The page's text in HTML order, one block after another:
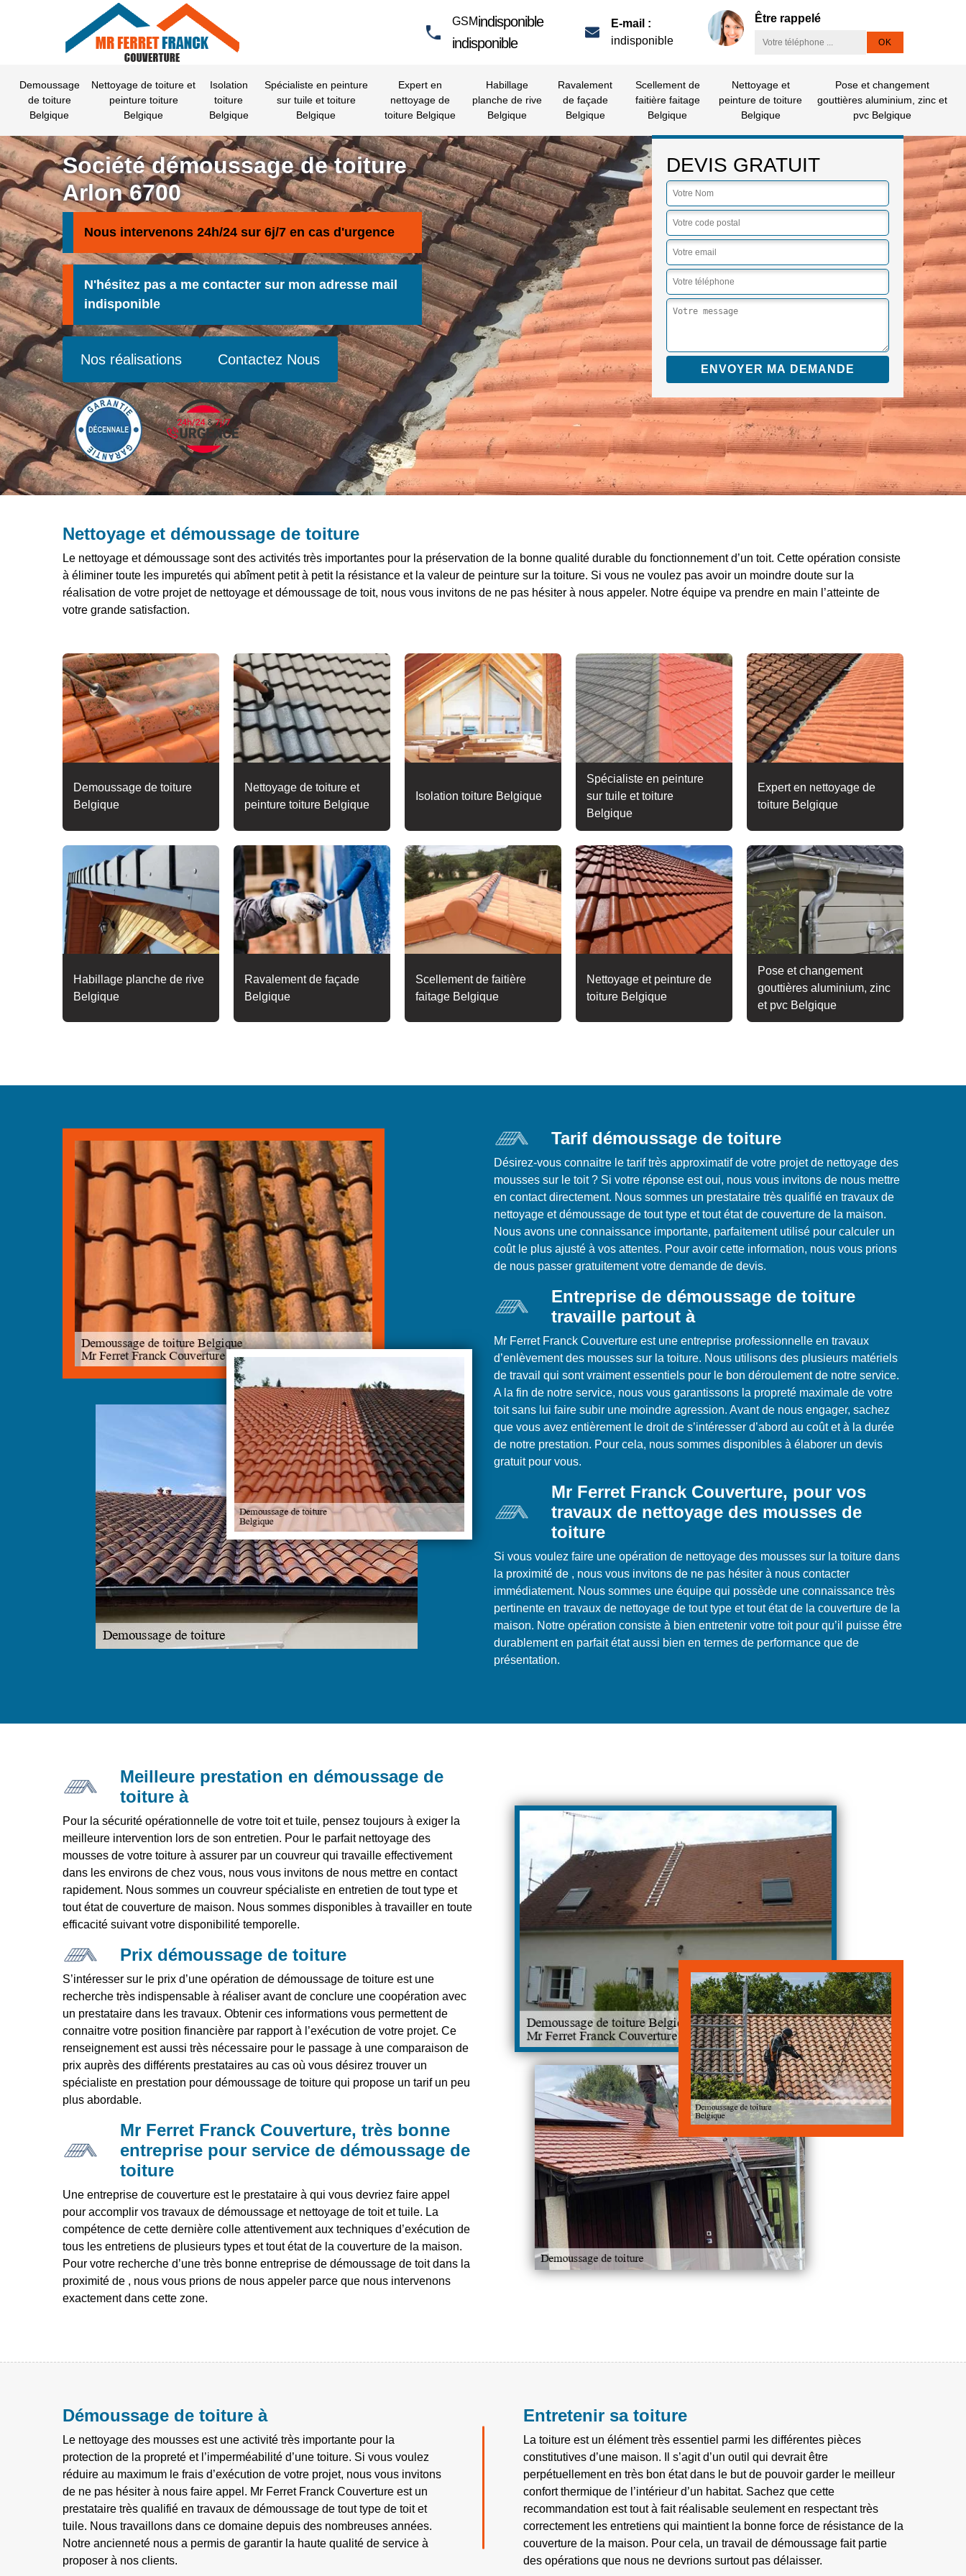
GSMindisponible
indisponible
E-mail :
indisponible
Être rappelé
Demoussage
de toiture
Belgique
Nettoyage de toiture et
peinture toiture
Belgique
Isolation
toiture
Belgique
Spécialiste en peinture
sur tuile et toiture
Belgique
Expert en
nettoyage de
toiture Belgique
Habillage
planche de rive
Belgique
Ravalement
de façade
Belgique
Scellement de
faitière faitage
Belgique
Nettoyage et
peinture de toiture
Belgique
Pose et changement
gouttières aluminium, zinc et
pvc Belgique
Société démoussage de toiture
Arlon 6700
Nous intervenons 24h/24 sur 6j/7 en cas d'urgence
N'hésitez pas a me contacter sur mon adresse mail
indisponible
Nos réalisations Contactez Nous
DEVIS GRATUIT
Nettoyage et démoussage de toiture
Le nettoyage et démoussage sont des activités très importantes pour la préservation de la bonne qualité durable du fonctionnement d’un toit. Cette opération consiste
à éliminer toute les impuretés qui abîment petit à petit la résistance et la valeur de peinture sur la toiture. Si vous ne voulez pas avoir un moindre doute sur la
réalisation de votre projet de nettoyage et démoussage de toit, nous vous invitons de ne pas hésiter à nous appeler. Notre équipe va prendre en main l’atteinte de
votre grande satisfaction.
Demoussage de toiture
Belgique
Nettoyage de toiture et
peinture toiture Belgique
Isolation toiture Belgique
Spécialiste en peinture
sur tuile et toiture
Belgique
Expert en nettoyage de
toiture Belgique
Habillage planche de rive
Belgique
Ravalement de façade
Belgique
Scellement de faitière
faitage Belgique
Nettoyage et peinture de
toiture Belgique
Pose et changement
gouttières aluminium, zinc
et pvc Belgique
Tarif démoussage de toiture
Désirez-vous connaitre le tarif très approximatif de votre projet de nettoyage des
mousses sur le toit ? Si votre réponse est oui, nous vous invitons de nous mettre
en contact directement. Nous sommes un prestataire très qualifié en travaux de
nettoyage et démoussage de tout type et tout état de couverture de la maison.
Nous avons une connaissance importante, parfaitement utilisé pour calculer un
coût le plus ajusté à vos attentes. Pour avoir cette information, nous vous prions
de nous passer gratuitement votre demande de devis.
Entreprise de démoussage de toiture
travaille partout à
Mr Ferret Franck Couverture est une entreprise professionnelle en travaux
d’enlèvement des mousses sur la toiture. Nous utilisons des plusieurs matériels
de travail qui sont vraiment essentiels pour le bon déroulement de notre service.
A la fin de notre service, nous vous garantissons la propreté maximale de votre
toit sans lui faire subir une moindre agression. Avant de nous engager, sachez
que vous avez entièrement le droit de s’intéresser d’abord au coût et à la durée
de notre prestation. Pour cela, nous sommes disponibles à élaborer un devis
gratuit pour vous.
Mr Ferret Franck Couverture, pour vos
travaux de nettoyage des mousses de
toiture
Si vous voulez faire une opération de nettoyage des mousses sur la toiture dans
la proximité de , nous vous invitons de ne pas hésiter à nous contacter
immédiatement. Nous sommes une équipe qui possède une connaissance très
pertinente en travaux de nettoyage de tout type et tout état de la couverture de la
maison. Notre opération consiste à bien entretenir votre toit pour qu’il puisse être
durablement en parfait état aussi bien en termes de performance que de
présentation.
Meilleure prestation en démoussage de
toiture à
Pour la sécurité opérationnelle de votre toit et tuile, pensez toujours à exiger la
meilleure intervention lors de son entretien. Pour le parfait nettoyage des
mousses de votre toiture à assurer par un couvreur qui travaille effectivement
dans les environs de chez vous, nous vous invitons de nous mettre en contact
rapidement. Nous sommes un couvreur spécialiste en entretien de tout type et
tout état de couverture de maison. Nous sommes disponibles à travailler en toute
efficacité suivant votre disponibilité temporelle.
Prix démoussage de toiture
S’intéresser sur le prix d’une opération de démoussage de toiture est une
recherche très indispensable à réaliser avant de conclure une coopération avec
un prestataire dans les travaux. Obtenir ces informations vous permettent de
connaitre votre position financière par rapport à l’exécution de votre projet. Ce
renseignement est aussi très nécessaire pour le passage à une comparaison de
prix auprès des différents prestataires au cas où vous désirez trouver un
spécialiste en prestation pour démoussage de toiture qui propose un tarif un peu
plus abordable.
Mr Ferret Franck Couverture, très bonne
entreprise pour service de démoussage de
toiture
Une entreprise de couverture est le prestataire à qui vous devriez faire appel
pour accomplir vos travaux de démoussage et nettoyage de toit et tuile. La
compétence de cette dernière colle attentivement aux techniques d’exécution de
tous les entretiens de plusieurs types et tout état de la couverture de la maison.
Pour votre recherche d’une très bonne entreprise de démoussage de toit dans la
proximité de , nous vous prions de nous appeler parce que nous intervenons
exactement dans cette zone.
Démoussage de toiture à
Le nettoyage des mousses est une activité très importante pour la
protection de la propreté et l’imperméabilité d’une toiture. Si vous voulez
réduire au maximum le frais d’exécution de votre projet, nous vous invitons
de ne pas hésiter à nous faire appel. Mr Ferret Franck Couverture est un
prestataire très qualifié en travaux de démoussage de tout type de toit et
tuile. Nous travaillons dans ce domaine depuis des nombreuses années.
Notre ancienneté nous a permis de garantir la haute qualité de service à
proposer à nos clients.
Entretenir sa toiture
La toiture est un élément très essentiel parmi les différentes pièces
constitutives d’une maison. Il s’agit d’un outil qui devrait être
perpétuellement en très bon état dans le but de pouvoir garder le meilleur
confort thermique de l’intérieur d’un habitat. Sachez que cette
recommandation est tout à fait réalisable seulement en respectant très
correctement les entretiens qui maintient la bonne force de résistance de la
couverture de la maison. Pour cela, un travail de démoussage fait partie
des opérations que nous ne devrions surtout pas délaisser.